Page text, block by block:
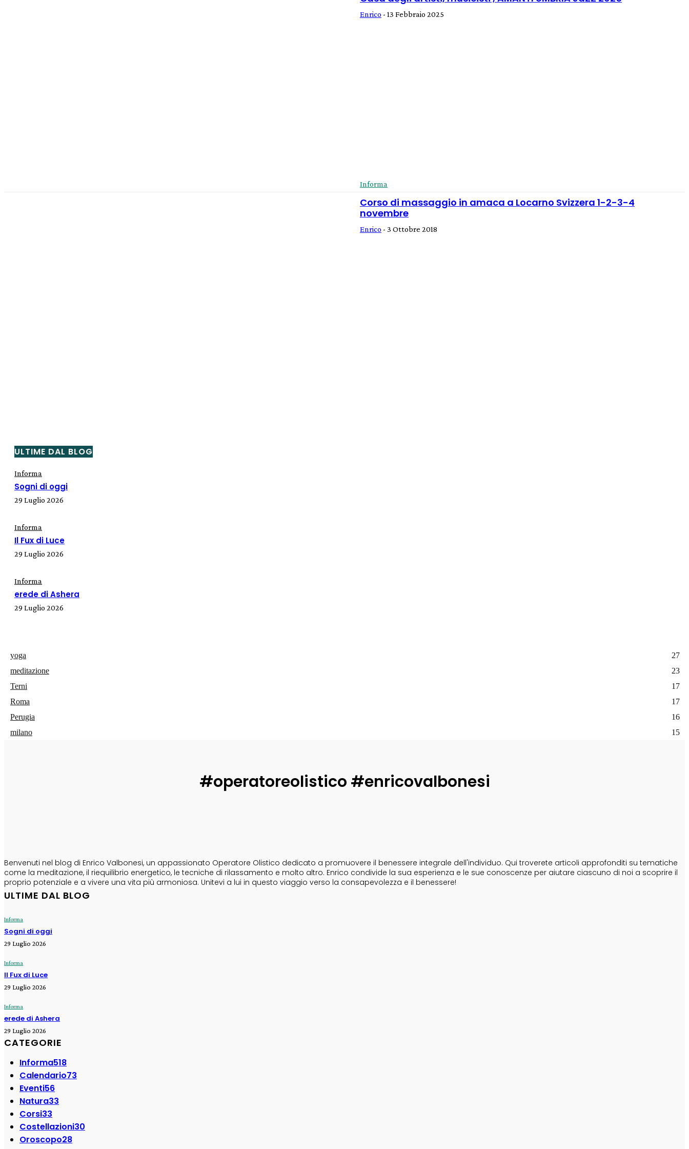
Enrico - 13 Febbraio 2025
Informa
Corso di massaggio in amaca a Locarno Svizzera 1-2-3-4
novembre
Enrico - 3 Ottobre 2018
ULTIME DAL BLOG
Informa
Sogni di oggi
29 Luglio 2026
Informa
Il Fux di Luce
29 Luglio 2026
Informa
erede di Ashera
29 Luglio 2026
yoga
27
meditazione
23
Terni
17
Roma
17
Perugia
16
milano
15
#operatoreolistico #enricovalbonesi
Benvenuti nel blog di Enrico Valbonesi, un appassionato Operatore Olistico dedicato a promuovere il benessere integrale dell'individuo. Qui troverete articoli approfonditi su tematiche
come la meditazione, il riequilibrio energetico, le tecniche di rilassamento e molto altro. Enrico condivide la sua esperienza e le sue conoscenze per aiutare ciascuno di noi a scoprire il
proprio potenziale e a vivere una vita più armoniosa. Unitevi a lui in questo viaggio verso la consapevolezza e il benessere!
ULTIME DAL BLOG
Informa
Sogni di oggi
29 Luglio 2026
Informa
Il Fux di Luce
29 Luglio 2026
Informa
erede di Ashera
29 Luglio 2026
CATEGORIE
Informa518
Calendario73
Eventi56
Natura33
Corsi33
Costellazioni30
Oroscopo28